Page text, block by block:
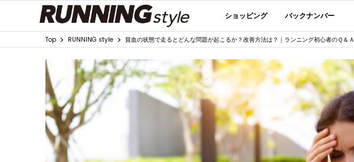
ショッピング バックナンバー
Top RUNNING style 貧血の状態で走るとどんな問題が起こるか？改善方法は？｜ランニング初心者のＱ＆Ａ